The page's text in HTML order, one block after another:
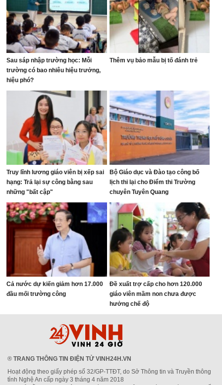
Sau sáp nhập trường học: Mỗi
trường có bao nhiêu hiệu trưởng,
hiệu phó?
Thêm vụ bảo mẫu bị tố đánh trẻ
Truy lĩnh lương giáo viên bị xếp sai
hạng: Trả lại sự công bằng sau
những "bất cập"
Bộ Giáo dục và Đào tạo công bố
lịch thi lại cho Điểm thi Trường
chuyên Tuyên Quang
Cả nước dự kiến giảm hơn 17.000
đầu mối trường công
Đề xuất trợ cấp cho hơn 120.000
giáo viên mầm non chưa được
hưởng chế độ
® TRANG THÔNG TIN ĐIỆN TỬ VINH24H.VN
Hoạt động theo giấy phép số 32/GP-TTĐT, do Sở Thông tin và Truyền thông
tỉnh Nghệ An cấp ngày 3 tháng 4 năm 2018